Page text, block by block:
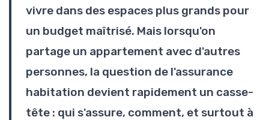
vivre dans des espaces plus grands pour
un budget maîtrisé. Mais lorsqu'on
partage un appartement avec d'autres
personnes, la question de l'assurance
habitation devient rapidement un casse-
tête : qui s'assure, comment, et surtout à